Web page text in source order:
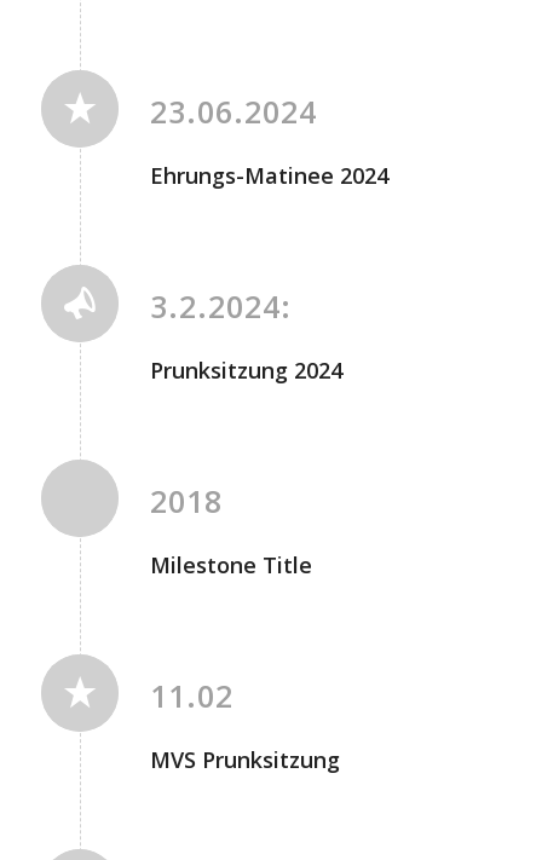
23.06.2024
Ehrungs-Matinee 2024
3.2.2024:
Prunksitzung 2024
2018
Milestone Title
11.02
MVS Prunksitzung